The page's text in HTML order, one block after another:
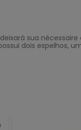
deixará sua
dois espelhos,